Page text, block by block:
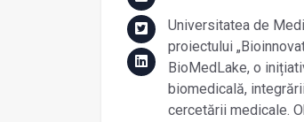
Universitatea de
proiectului
BioMedLake, o
biomedicală,
cercetării medicale.